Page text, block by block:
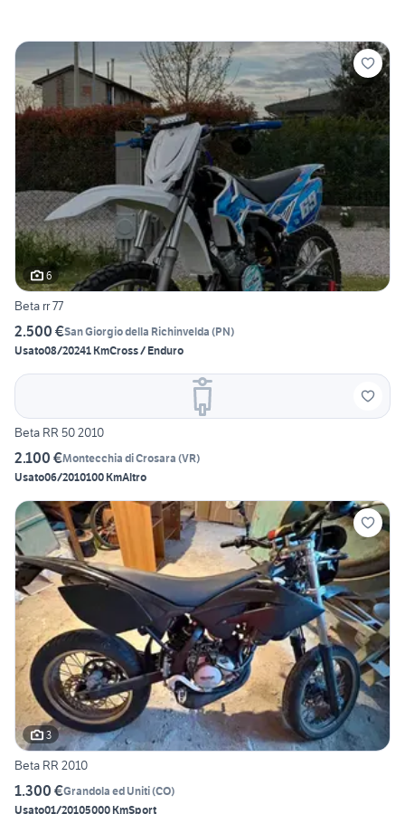
6
Beta rr 77
2.500 €San Giorgio della Richinvelda (PN)
Usato08/20241 KmCross / Enduro
Beta RR 50 2010
2.100 €Montecchia di Crosara (VR)
Usato06/2010100 KmAltro
3
Beta RR 2010
1.300 €Grandola ed Uniti(CO)
Usato01/20105000 KmSport